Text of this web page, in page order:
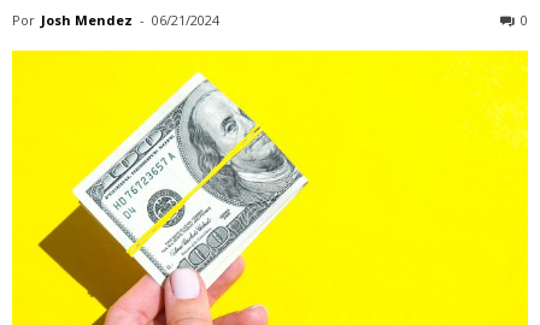
Por Josh Mendez - 06/21/2024 0